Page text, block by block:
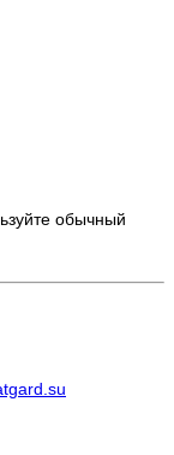
обычный